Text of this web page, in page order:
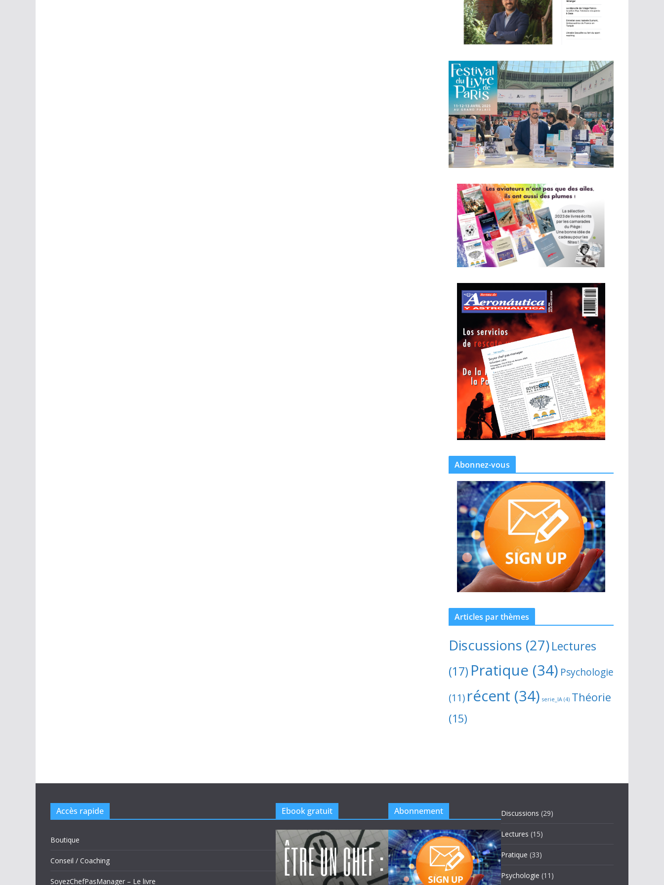
Abonnez-vous
Articles par thèmes
Discussions (27)Lectures
(17) Pratique (34) Psychologie
(11) récent (34) serie_IA(4) Théorie
(15)
Accès rapide
Boutique
Conseil / Coaching
SoyezChefPasManager – Le livre
Ebook gratuit Abonnement Discussions (29)
Lectures (15)
Pratique (33)
Psychologie (11)